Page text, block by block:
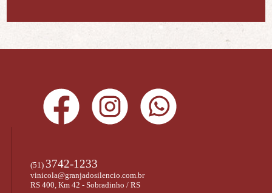
(51) 3742-1233
vinicola@granjadosilencio.com.br
RS 400, Km 42 - Sobradinho / RS